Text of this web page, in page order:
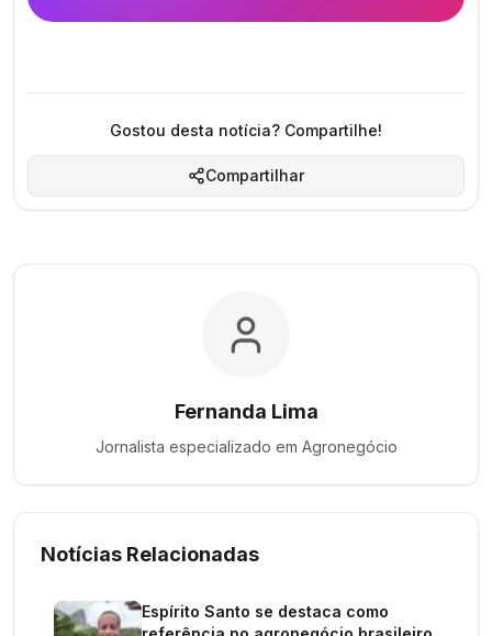
Gostou desta notícia? Compartilhe!
Compartilhar
Fernanda Lima
Jornalista especializado em Agronegócio
Notícias Relacionadas
Espírito Santo se destaca como